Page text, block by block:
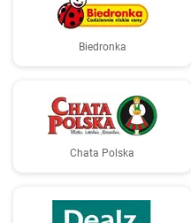
Biedronka
Chata Polska